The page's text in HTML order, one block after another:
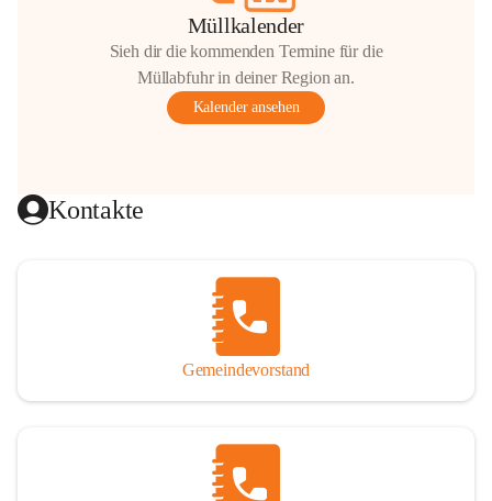
Müllkalender
Sieh dir die kommenden Termine für die
Müllabfuhr in deiner Region an.
Kalender ansehen
Kontakte
Gemeindevorstand